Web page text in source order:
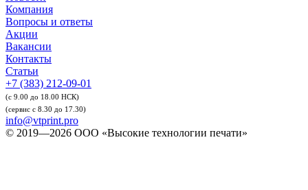
Компания
Вопросы и ответы
Акции
Вакансии
Контакты
Статьи
+7 (383) 212-09-01
(с 9.00 до 18.00 НСК)
(сервис с 8.30 до 17.30)
info@vtprint.pro
© 2019—2026 ООО «Высокие технологии печати»